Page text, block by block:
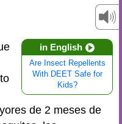
in English
Are Insect Repellents
With DEET Safe for
Kids?
de 2 meses de